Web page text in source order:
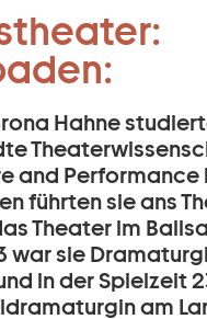
springen
springen
Corona
Hahne
and Performance
führten sie ans
Theater im
war sie
in der Spielzeit
am